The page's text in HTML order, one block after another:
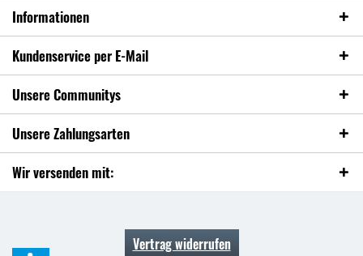
Informationen
Kundenservice per E-Mail
Unsere Communitys
Unsere Zahlungsarten
Wir versenden mit:
Vertrag widerrufen